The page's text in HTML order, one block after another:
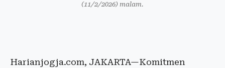
(11/2/2026) malam.
Harianjogja.com, JAKARTA—Komitmen